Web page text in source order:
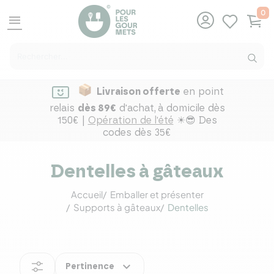
menu
0
Livraison offerte en point
relais dès 89€ d'achat, à domicile dès
150€ | Opération de l'été ☀😎 Des
codes dès 35€
Dentelles à gâteaux
Accueil
Emballer et présenter
Supports à gâteaux
Dentelles
Pertinence expand_more